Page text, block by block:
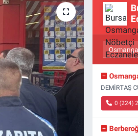
DEMİRTAŞ
0 (224)